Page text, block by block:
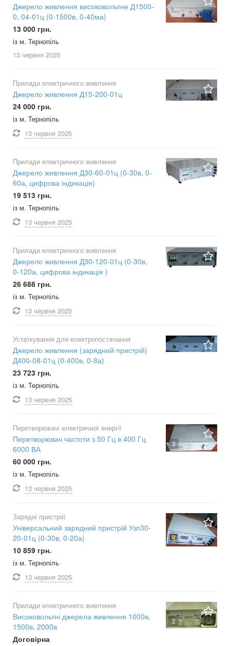
Джерело живлення високовольтне Д1500-
0, 04-01ц (0-1500в, 0-40ма)
13 000 грн.
із м. Тернопіль
13 червня 2025
Прилади електричного живлення
Джерело живлення Д15-200-01ц
24 000 грн.
із м. Тернопіль
13 червня 2025
Прилади електричного живлення
Джерело живлення Д30-60-01ц (0-30в, 0-
60а, цифрова індикація)
19 513 грн.
із м. Тернопіль
13 червня 2025
Прилади електричного живлення
Джерело живлення Д30-120-01ц (0-30в,
0-120а, цифрова індикація )
26 688 грн.
із м. Тернопіль
13 червня 2025
Устаткування для електропостачання
Джерело живлення (зарядний пристрій)
Д400-08-01ц (0-400в, 0-8а)
23 723 грн.
із м. Тернопіль
13 червня 2025
3
Перетворювачі електричної енергії
Перетворювач частоти з 50 Гц в 400 Гц
6000 ВА
60 000 грн.
із м. Тернопіль
13 червня 2025
5
Зарядні пристрої
Універсальний зарядний пристрій Узп30-
20-01ц (0-30в, 0-20а)
10 859 грн.
із м. Тернопіль
13 червня 2025
2
Прилади електричного живлення
Високовольтні джерела живлення 1000в,
1500в, 2000в
Договірна